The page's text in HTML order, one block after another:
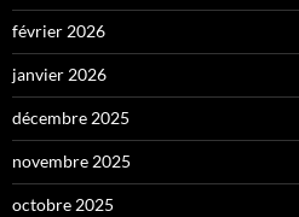
février 2026
janvier 2026
décembre 2025
novembre 2025
octobre 2025